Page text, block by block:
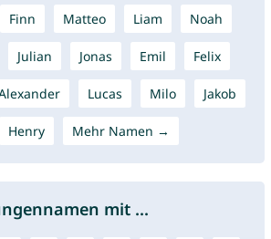
Finn Matteo Liam Noah
Julian Jonas Emil Felix
Lucas Milo Jakob
Henry Mehr Namen →
mit ...